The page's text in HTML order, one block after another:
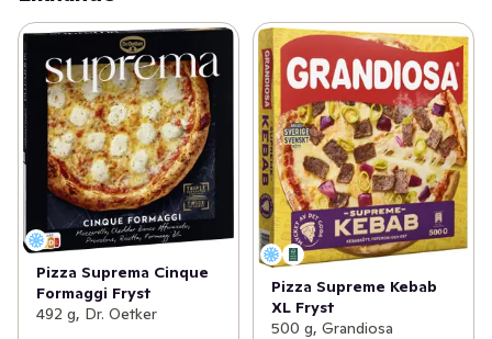
Pizza Suprema Cinque
Formaggi Fryst
492 g, Dr. Oetker
Pizza Supreme Kebab
XL Fryst
500 g, Grandiosa